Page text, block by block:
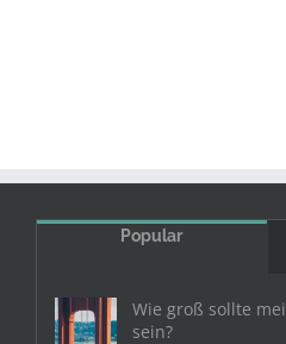
Popular
Wie groß sollte
sein?